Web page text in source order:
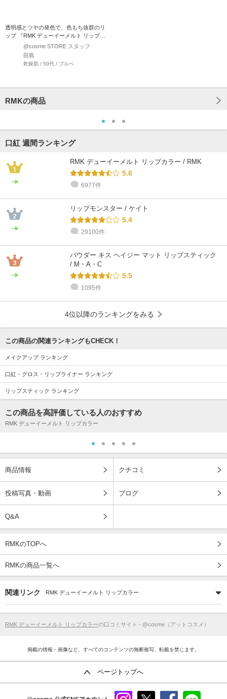
透明感とツヤの発色で、色もち抜群のリ
ップ 『RMK デューイーメルト リップカ
ラー』 唇の温度…
@cosme STORE スタッフ
田島
乾燥肌 / 50代 / ブルベ
RMKの商品
口紅 週間ランキング
RMK デューイーメルト リップカラー / RMK
5.6
6977件
リップモンスター / ケイト
5.4
29100件
パウダー キス ヘイジー マット リップスティック
/ M・A・C
5.5
1095件
4位以降のランキングをみる
この商品の関連ランキングもCHECK！
メイクアップ ランキング
口紅・グロス・リップライナー ランキング
リップスティック ランキング
この商品を高評価している人のおすすめ
RMK デューイーメルト リップカラー
商品情報 クチコミ
投稿写真・動画 ブログ
Q&A
RMKのTOPへ
RMKの商品一覧へ
関連リンク RMK デューイーメルト リップカラー
RMK デューイーメルト リップカラーの口コミサイト - @cosme（アットコスメ）
掲載の情報・画像など、すべてのコンテンツの無断複写、転載を禁じます。
ページトップへ